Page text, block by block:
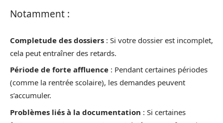
Notamment :
Completude des dossiers : Si votre dossier est incomplet,
cela peut entraîner des retards.
Période de forte affluence : Pendant certaines périodes
(comme la rentrée scolaire), les demandes peuvent
s’accumuler.
Problèmes liés à la documentation : Si certaines